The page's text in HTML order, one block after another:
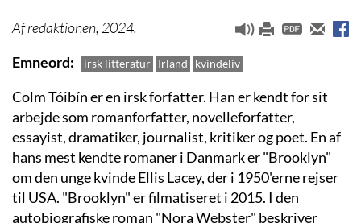
redaktionen, 2024.
Emneord
irsk litteratur Irland kvindeliv
Colm Tóibín er en irsk forfatter. Han er kendt for sit
arbejde som romanforfatter, novelleforfatter,
essayist, dramatiker, journalist, kritiker og poet. En af
hans mest kendte romaner i Danmark er "Brooklyn"
om den unge kvinde Ellis Lacey, der i 1950'erne rejser
til USA. "Brooklyn" er filmatiseret i 2015. I den
autobiografiske roman "Nora Webster" beskriver